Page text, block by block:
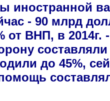
иностранной
- 90 млрд
от ВНП, в 2014г.
до 45%,